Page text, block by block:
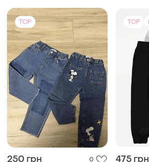
TOP
250 грн 0
TOP
475 грн